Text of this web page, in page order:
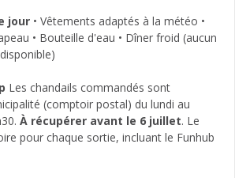
jour • Vêtements adaptés à la météo •
• Bouteille d'eau • Dîner froid (aucun
Les chandails commandés sont
(comptoir postal) du lundi au
À récupérer avant le 6 juillet. Le
pour chaque sortie, incluant le Funhub